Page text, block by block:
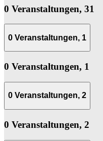
0 Veranstaltungen, 31
0 Veranstaltungen, 1
0 Veranstaltungen, 1
0 Veranstaltungen, 2
0 Veranstaltungen, 2